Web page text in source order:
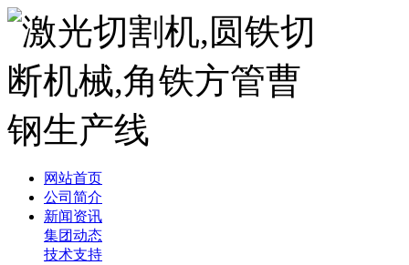
网站首页
公司简介
新闻资讯
集团动态
技术支持